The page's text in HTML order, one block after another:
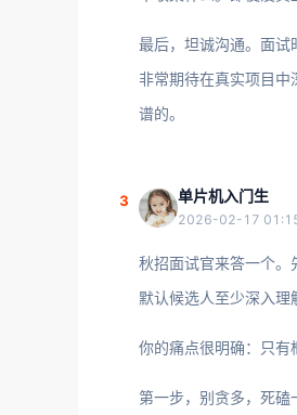
最后，坦诚沟通。面试
非常期待在真实项目中
谱的。
3 单片机入门生
2026-02-17
秋招面试官来答一个。
默认候选人至少深入理
你的痛点很明确：只有
第一步，别贪多，死